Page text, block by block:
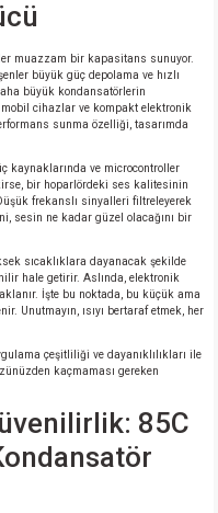
muazzam bir kapasitans sunuyor.
büyük güç depolama ve hızlı
büyük kondansatörlerin
cihazlar ve kompakt elektronik
sunma özelliği, tasarımda
kaynaklarında ve microcontroller
bir hoparlördeki ses kalitesinin
frekanslı sinyalleri filtreleyerek
sesin ne kadar güzel olacağını bir
sıcaklıklara dayanacak şekilde
hale getirir. Aslında, elektronik
İşte bu noktada, bu küçük ama
Unutmayın, ısıyı bertaraf etmek, her
çeşitliliği ve dayanıklılıkları ile
kaçmaması gereken
85C